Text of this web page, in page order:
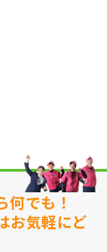
何でも！
お気軽にど